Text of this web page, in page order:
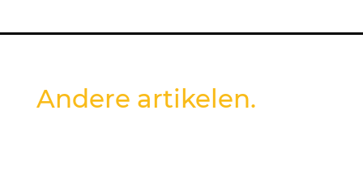
Andere artikelen.